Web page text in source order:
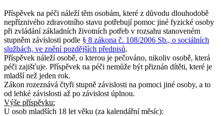
Příspěvek na péči náleží těm osobám, které z důvodu dlouhodobě
nepříznivého zdravotního stavu potřebují pomoc jiné fyzické osoby
při zvládání základních životních potřeb v rozsahu stanoveném
stupněm závislosti podle § 8 zákona č. 108/2006 Sb., o sociálních
službách, ve znění pozdějších předpisů.
Příspěvek náleží osobě, o kterou je pečováno, nikoliv osobě, která
péči zajišťuje. Příspěvek na péči nemůže být přiznán dítěti, které je
mladší než jeden rok.
Zákon rozeznává čtyři stupně závislosti na pomoci jiné osoby, a to
od lehké závislosti až po závislost úplnou.
Výše příspěvku:
U osob mladších 18 let věku (za kalendářní měsíc):